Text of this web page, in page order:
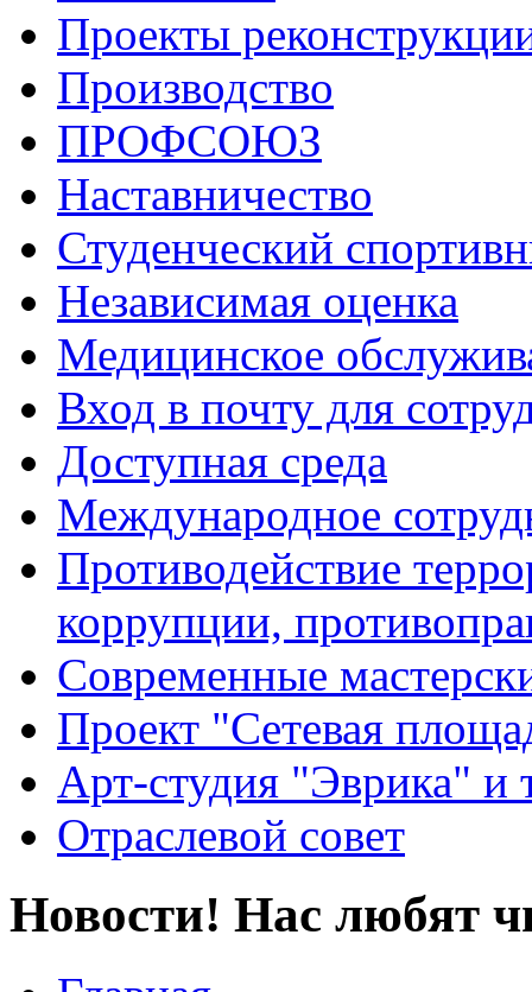
Проекты
Производство
ПРОФСОЮЗ
Наставничество
Студенческий
Независимая оценка
Медицинское
Вход в почту для
Доступная среда
Международное
Противодействие
коррупции,
Современные
Проект "Сетевая
Арт-студия "Эврика" и
Отраслевой совет
Новости! Нас любят